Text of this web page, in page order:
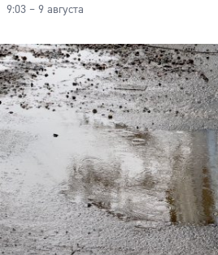
9:03 – 9 августа